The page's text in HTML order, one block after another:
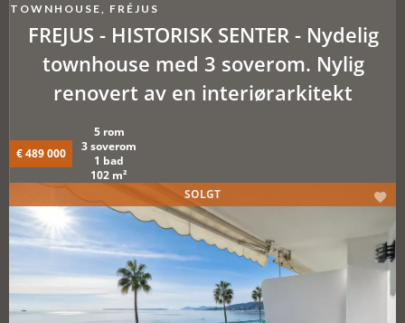
TOWNHOUSE, FRÉJUS
FREJUS - HISTORISK SENTER - Nydelig
townhouse med 3 soverom. Nylig
renovert av en interiørarkitekt
€ 489 000
5 rom
3 soverom
1 bad
102 m²
SOLGT